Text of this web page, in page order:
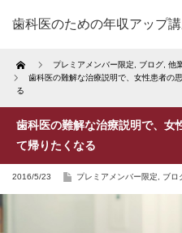
歯科医のための年収アップ
Home プレミアメンバー限定 ブログ 他
歯科医の難解な治療説明で、女性患者の
る
歯科医の難解な治療説明で、女
て帰りたくなる
2016/5/23 プレミアメンバー限定 ブロ